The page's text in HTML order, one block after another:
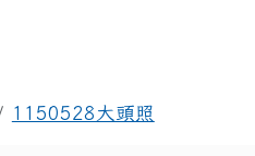
1150528大頭照